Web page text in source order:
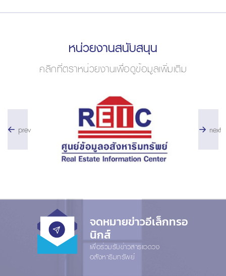
หน่วยงานสนับสนุน
คลิกที่ตราหน่วยงานเพื่อดูข้อมูลเพิ่มเติม
prev next
จดหมายข่าวอีเล็กทรอ
นิกส์
เพื่อร่วมรับข่าวสารแวดวง
อสังหาริมทรัพย์